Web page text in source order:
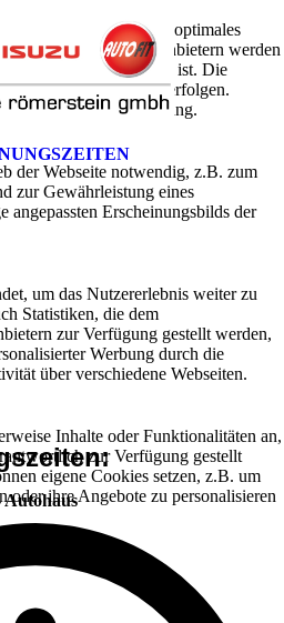
Autohaus
um Besuchern ein optimales
Inhalte von Drittanbietern werden
Option aktiviert ist. Die
in einem Drittland erfolgen.
der Datenschutzerklärung.
der Webseite notwendig, z.B. zum
zur Gewährleistung eines
angepassten Erscheinungsbilds der
um das Nutzererlebnis weiter zu
Statistiken, die dem
zur Verfügung gestellt werden,
Werbung durch die
über verschiedene Webseiten.
Inhalte oder Funktionalitäten an,
zur Verfügung gestellt
eigene Cookies setzen, z.B. um
ihre Angebote zu personalisieren